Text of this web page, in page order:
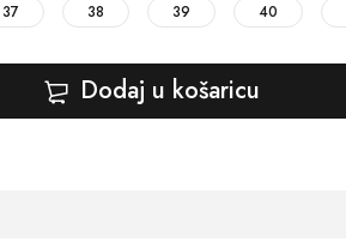
37 38 39 40
Dodaj u košaricu